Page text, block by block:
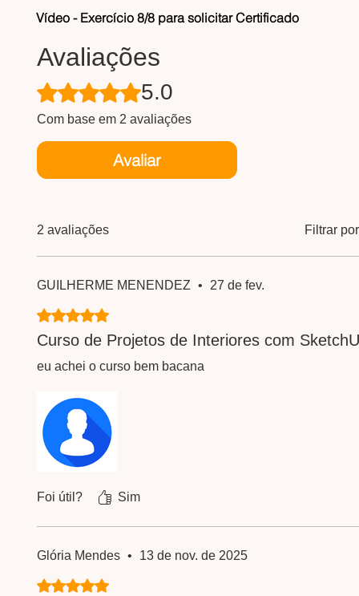
Vídeo - Exercício 8/8 para solicitar Certificado
Avaliações
Rated 5 out of 5 stars.5.0
Com base em 2 avaliações
Avaliar
2 avaliações Filtrar
GUILHERME MENENDEZ • 27 de fev.
Rated 5 out of 5 stars.
Curso de Projetos de Interiores com
eu achei o curso bem bacana
Foi útil? Sim
Glória Mendes • 13 de nov. de 2025
Rated 5 out of 5 stars.